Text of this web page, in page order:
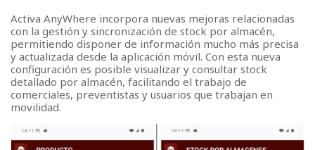
Activa AnyWhere incorpora nuevas mejoras relacionadas
con la gestión y sincronización de stock por almacén,
permitiendo disponer de información mucho más precisa
y actualizada desde la aplicación móvil. Con esta nueva
configuración es posible visualizar y consultar stock
detallado por almacén, facilitando el trabajo de
comerciales, preventistas y usuarios que trabajan en
movilidad.